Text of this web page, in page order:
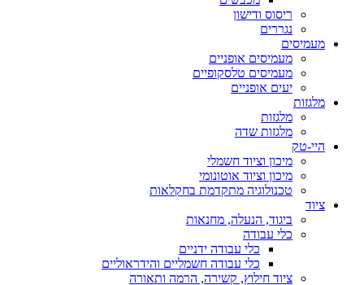
ריסוס ודישון
נגררים
מעמיסים
מעמיסים אופניים
מעמיסים טלסקופיים
יעים אופניים
מלגזות
מלגזות
מלגזות שדה
היי-טק
מיכון וציוד חשמלי
מיכון וציוד אוטונומי
טכנולוגיה מתקדמת בחקלאות
ציוד
ביגוד, הנעלה, מחנאות
כלי עבודה
כלי עבודה ידניים
כלי עבודה חשמליים והידראוליים
ציוד חילוץ, קשירה, הרמה ותאורה